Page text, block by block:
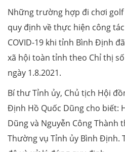
Những trường hợp đi chơi
quy định về thực hiện công
COVID-19 khi tỉnh Bình Định
xã hội toàn tỉnh theo Chỉ thị
ngày 1.8.2021.
Bí thư Tỉnh ủy, Chủ tịch Hội
Định Hồ Quốc Dũng cho biết:
Dũng và Nguyễn Công Thành
Thường vụ Tỉnh ủy Bình Định.